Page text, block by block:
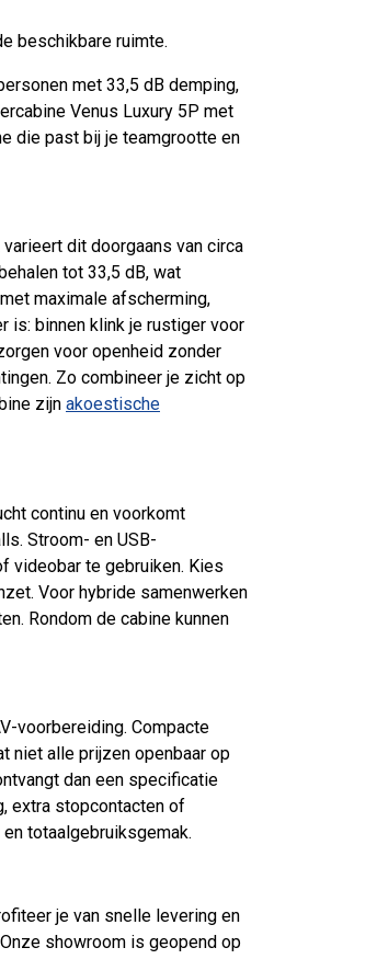
beschikbare ruimte.
met 33,5 dB demping,
Venus Luxury 5P met
die past bij je teamgrootte en
dit doorgaans van circa
tot 33,5 dB, wat
maximale afscherming,
is: binnen klink je rustiger voor
voor openheid zonder
Zo combineer je zicht op
zijn akoestische
continu en voorkomt
Stroom- en USB-
videobar te gebruiken. Kies
Voor hybride samenwerken
Rondom de cabine kunnen
voorbereiding. Compacte
niet alle prijzen openbaar op
dan een specificatie
extra stopcontacten of
totaalgebruiksgemak.
je van snelle levering en
showroom is geopend op